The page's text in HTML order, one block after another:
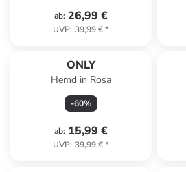
ab: 26,99 €
UVP: 39,99 €*
ONLY
Hemd in Rosa
-60%
ab: 15,99 €
UVP: 39,99 €*